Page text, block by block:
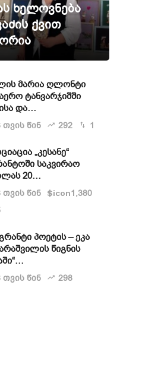
ხელოვნება
ქვით
მარია ღლონტი
ტანვარჯიშში
და…
თვის წინ 292 1
„კესანე“
საკვირაო
20…
თვის წინ $icon1,380
პოეტის – ეკა
წიგნის
თვის წინ 298